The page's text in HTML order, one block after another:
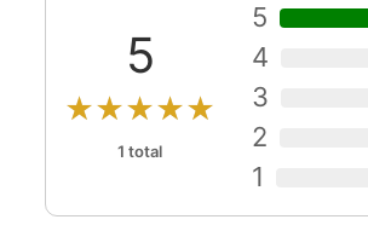
5
★★★★★
1 total
5
4
3
2
1